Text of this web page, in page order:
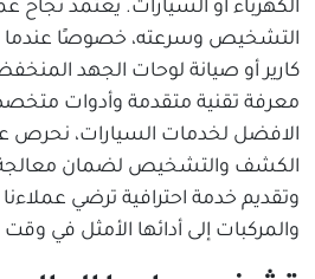
الكهرباء أو السيارات. يعتمد نجاح
التشخيص وسرعته، خصوصًا عندما
كارير أو صيانة لوحات الجهد
معرفة تقنية متقدمة وأدوات
الافضل لخدمات السيارات، نحرص
الكشف والتشخيص لضمان معالجة
وتقديم خدمة احترافية ترضي عملاءنا
والمركبات إلى أدائها الأمثل في